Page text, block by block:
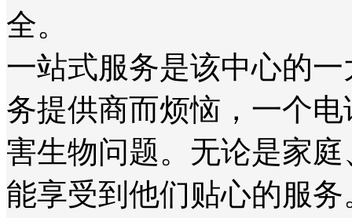
全。
一站式服务是该中心的
务提供商而烦恼，一个
害生物问题。无论是家
能享受到他们贴心的服务